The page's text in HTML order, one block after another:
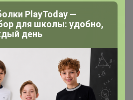
и
Скидка
292,81р
Солнцезащитный спрей
Floresan водостойкий SPF
50, 160 мл
PlayToday —
для школы: удобно,
день